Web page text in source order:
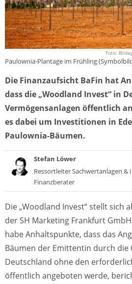
Foto:
Paulownia-Plantage im Frühling
Die Finanzaufsicht BaFin hat
dass die „Woodland Invest“ in
Vermögensanlagen öffentlich
es dabei um Investitionen in
Paulownia-Bäumen.
Stefan Löwer
Ressortleiter Sachwertanlagen
Finanzberater
Die „Woodland Invest“ stellt sich
der SH Marketing Frankfurt
habe Anhaltspunkte, dass das
Bäumen der Emittentin durch die
Deutschland ohne den
öffentlich angeboten werde,